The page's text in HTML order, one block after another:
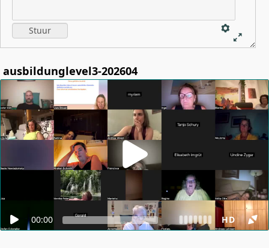
ausbildunglevel3-202604
00:00 HD